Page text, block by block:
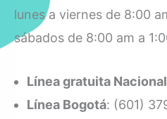
lunes a viernes de 8:00
sábados de 8:00 am a
Línea gratuita Nacional
Línea Bogotá: (601)